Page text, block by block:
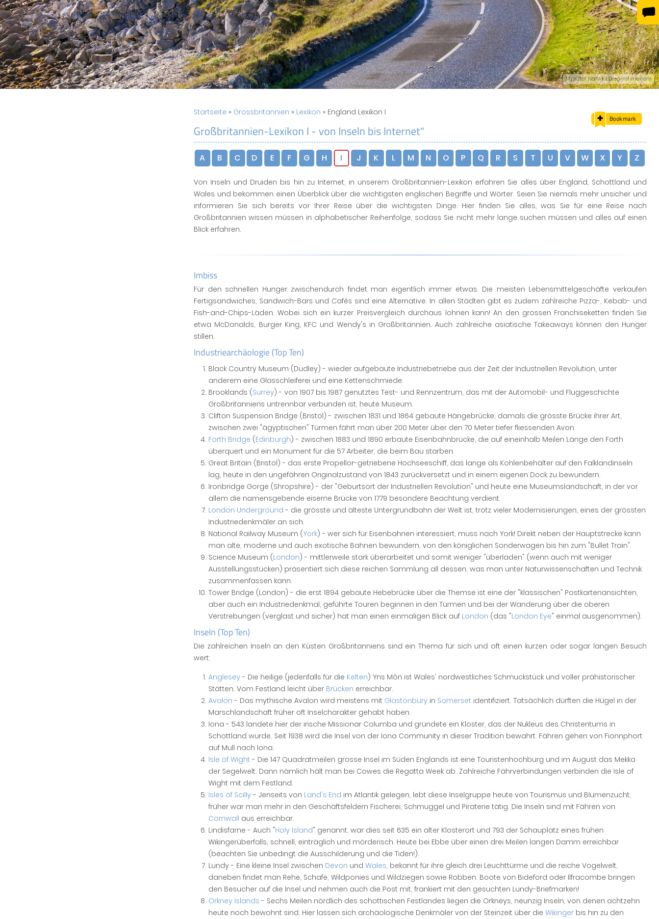
Krzysztof Nahlik | Dreamstime.com
Bookmark
Startseite » Grossbritannien » Lexikon » England Lexikon I
Großbritannien-Lexikon I - von Inseln bis Internet"
A B C D E F G H I J K L M N O P Q R S T U V W X Y Z
Von Inseln und Druiden bis hin zu Internet, in unserem Großbritannien-Lexikon erfahren Sie alles über England, Schottland und
Wales und bekommen einen Überblick über die wichtigsten englischen Begriffe und Wörter. Seien Sie niemals mehr unsicher und
informieren Sie sich bereits vor Ihrer Reise über die wichtigsten Dinge. Hier finden Sie alles, was Sie für eine Reise nach
Großbritannien wissen müssen in alphabetischer Reihenfolge, sodass Sie nicht mehr lange suchen müssen und alles auf einen
Blick erfahren.
Imbiss
Für den schnellen Hunger zwischendurch findet man eigentlich immer etwas. Die meisten Lebensmittelgeschäfte verkaufen
Fertigsandwiches, Sandwich-Bars und Cafés sind eine Alternative. In allen Städten gibt es zudem zahlreiche Pizza-, Kebab- und
Fish-and-Chips-Läden. Wobei sich ein kurzer Preisvergleich durchaus lohnen kann! An den grossen Franchiseketten finden Sie
etwa McDonalds, Burger King, KFC und Wendy's in Großbritannien. Auch zahlreiche asiatische Takeaways können den Hunger
stillen.
Industriearchäologie (Top Ten)
Black Country Museum (Dudley) - wieder aufgebaute Industriebetriebe aus der Zeit der Industriellen Revolution, unter
anderem eine Glasschleiferei und eine Kettenschmiede.
Brooklands (Surrey) - von 1907 bis 1987 genutztes Test- und Rennzentrum, das mit der Automobil- und Fluggeschichte
Großbritanniens untrennbar verbunden ist, heute Museum.
Clifton Suspension Bridge (Bristol) - zwischen 1831 und 1864 gebaute Hängebrücke, damals die grösste Brücke ihrer Art,
zwischen zwei "ägyptischen" Türmen fährt man über 200 Meter über den 70 Meter tiefer fliessenden Avon.
Forth Bridge (Edinburgh) - zwischen 1883 und 1890 erbaute Eisenbahnbrücke, die auf eineinhalb Meilen Länge den Forth
überquert und ein Monument für die 57 Arbeiter, die beim Bau starben.
Great Britain (Bristol) - das erste Propellor-getriebene Hochseeschiff, das lange als Kohlenbehälter auf den Falklandinseln
lag, heute in den ungefähren Originalzustand von 1843 zurückversetzt und in einem eigenen Dock zu bewundern.
Ironbridge Gorge (Shropshire) - der "Geburtsort der Industriellen Revolution" und heute eine Museumslandschaft, in der vor
allem die namensgebende eiserne Brücke von 1779 besondere Beachtung verdient.
London Underground - die grösste und älteste Untergrundbahn der Welt ist, trotz vieler Modernisierungen, eines der grössten
Industriedenkmäler an sich.
National Railway Museum (York) - wer sich für Eisenbahnen interessiert, muss nach York! Direkt neben der Hauptstrecke kann
man alte, moderne und auch exotische Bahnen bewundern, von den königlichen Sonderwagen bis hin zum "Bullet Train".
Science Museum (London) - mittlerweile stark überarbeitet und somit weniger "überladen" (wenn auch mit weniger
Ausstellungsstücken) präsentiert sich diese reichen Sammlung all dessen, was man unter Naturwissenschaften und Technik
zusammenfassen kann.
Tower Bridge (London) - die erst 1894 gebaute Hebebrücke über die Themse ist eine der "klassischen" Postkartenansichten,
aber auch ein Industriedenkmal, geführte Touren beginnen in den Türmen und bei der Wanderung über die oberen
Verstrebungen (verglast und sicher) hat man einen einmaligen Blick auf London (das "London Eye" einmal ausgenommen).
Inseln (Top Ten)
Die zahlreichen Inseln an den Küsten Großbritanniens sind ein Thema für sich und oft einen kurzen oder sogar langen Besuch
wert:
Anglesey- Die heilige (jedenfalls für die Kelten) Yns Môn ist Wales' nordwestliches Schmuckstück und voller prähistorischer
Stätten. Vom Festland leicht über Brücken erreichbar.
Avalon - Das mythische Avalon wird meistens mit Glastonbury in Somerset identifiziert. Tatsächlich dürften die Hügel in der
Marschlandschaft früher oft Inselcharakter gehabt haben.
Iona - 543 landete hier der irische Missionar Columba und gründete ein Kloster, das der Nukleus des Christentums in
Schottland wurde. Seit 1938 wird die Insel von der Iona Community in dieser Tradition bewahrt. Fähren gehen von Fionnphort
auf Mull nach Iona.
Isle of Wight - Die 147 Quadratmeilen grosse Insel im Süden Englands ist eine Touristenhochburg und im August das Mekka
der Segelwelt. Dann nämlich hält man bei Cowes die Regatta Week ab. Zahlreiche Fährverbindungen verbinden die Isle of
Wight mit dem Festland.
Isles of Scilly- Jenseits von Land's End im Atlantik gelegen, lebt diese Inselgruppe heute von Tourismus und Blumenzucht,
früher war man mehr in den Geschäftsfeldern Fischerei, Schmuggel und Piraterie tätig. Die Inseln sind mit Fähren von
Cornwall aus erreichbar.
Lindisfarne - Auch "Holy Island" genannt, war dies seit 635 ein alter Klosterort und 793 der Schauplatz eines frühen
Wikingerüberfalls, schnell, einträglich und mörderisch. Heute bei Ebbe über einen drei Meilen langen Damm erreichbar
(beachten Sie unbedingt die Ausschilderung und die Tiden!).
Lundy - Eine kleine Insel zwischen Devon und Wales, bekannt für ihre gleich drei Leuchttürme und die reiche Vogelwelt,
daneben findet man Rehe, Schafe, Wildponies und Wildziegen sowie Robben. Boote von Bideford oder Ilfracombe bringen
den Besucher auf die Insel und nehmen auch die Post mit, frankiert mit den gesuchten Lundy-Briefmarken!
Orkney Islands - Sechs Meilen nördlich des schottischen Festlandes liegen die Orkneys, neunzig Inseln, von denen achtzehn
heute noch bewohnt sind. Hier lassen sich archäologische Denkmäler von der Steinzeit über die Wikinger bis hin zu den